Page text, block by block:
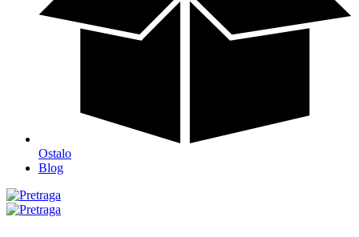
Ostalo
Blog